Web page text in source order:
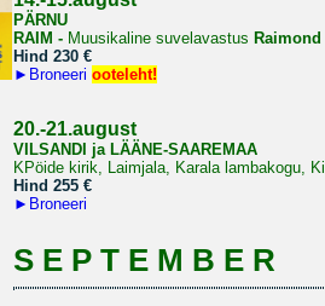
PÄRNU
RAIM - Muusikaline suvelavastus
Hind 230 €
► Broneeri ooteleht!
20.-21.august
VILSANDI ja LÄÄNE-SAAREMAA
KPöide kirik, Laimjala, Karala lambakogu,
Hind 255 €
► Broneeri
S E P T E M B E R